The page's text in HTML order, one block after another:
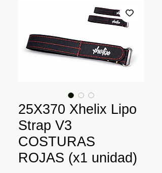
25X370 Xhelix Lipo
Strap V3
COSTURAS
ROJAS (x1 unidad)